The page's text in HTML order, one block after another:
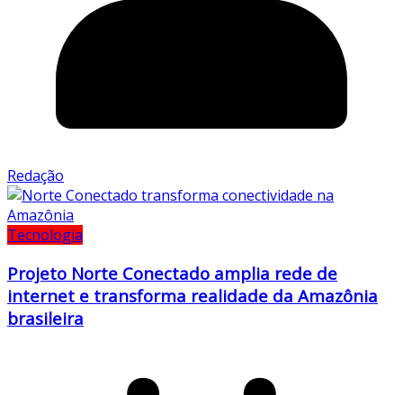
Redação
Tecnologia
Projeto Norte Conectado amplia rede de
internet e transforma realidade da Amazônia
brasileira